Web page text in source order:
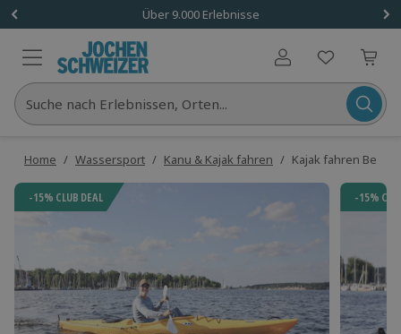
Über 9.000 Erlebnisse
Benutzerkonto
Suche nach Erlebnissen, Orten...
Home / Wassersport / Kanu & Kajak fahren / Kajak fahren Berlin
-15% CLUB DEAL -15%